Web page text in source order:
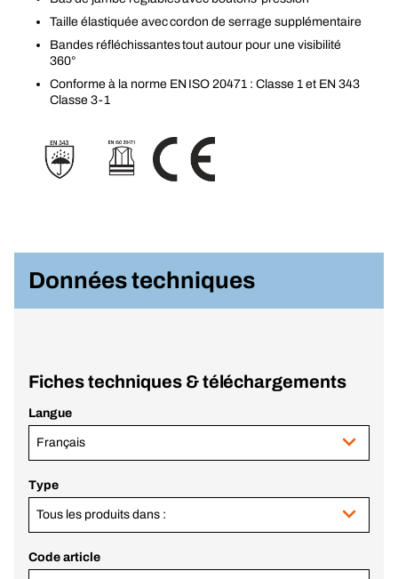
Taille élastiquée avec cordon de serrage supplémentaire
Bandes réfléchissantes tout autour pour une visibilité
360°
Conforme à la norme EN ISO 20471 : Classe 1 et EN 343
Classe 3-1
Données techniques
Fiches techniques & téléchargements
Langue
Français
Type
Tous les produits dans :
Code article